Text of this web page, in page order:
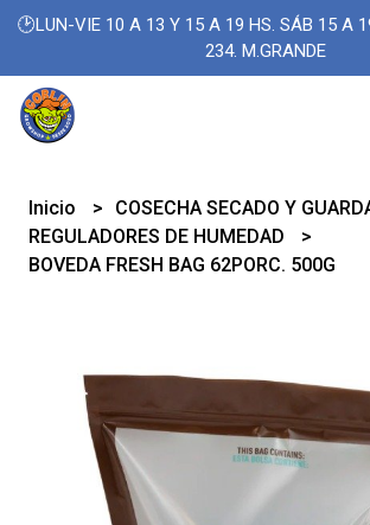
🕑LUN-VIE 10 A 13 Y 15 A 19 HS. SÁB 15 A
234. M.GRANDE
Inicio
COSECHA SECADO Y
REGULADORES DE HUMEDAD
BOVEDA FRESH BAG 62PORC. 500G